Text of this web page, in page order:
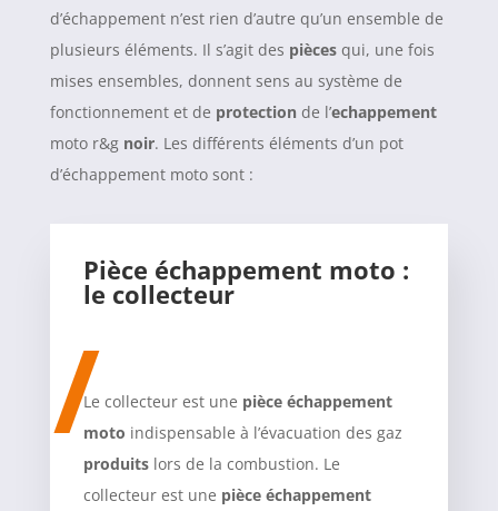
d’échappement n’est rien d’autre qu’un ensemble de
plusieurs éléments. Il s’agit des piècesqui, une fois
mises ensembles, donnent sens au système de
fonctionnement et de protection de l’echappement
moto r&g noir. Les différents éléments d’un pot
d’échappement moto sont :
Pièce échappement moto :
le collecteur
Le collecteur est une pièce échappement
moto indispensable à l’évacuation des gaz
produitslors de la combustion. Le
collecteur est une pièce échappement